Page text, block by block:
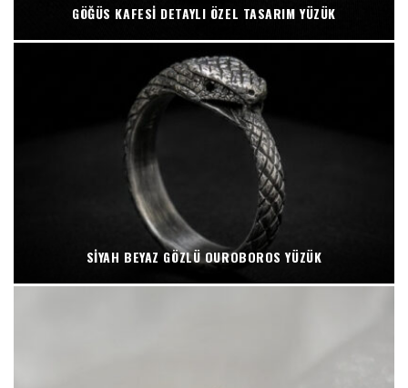
GÖĞÜS KAFESI DETAYLI ÖZEL TASARIM YÜZÜK
SIYAH BEYAZ GÖZLÜ OUROBOROS YÜZÜK